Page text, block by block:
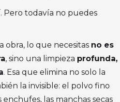
Pero todavía no puedes
obra, lo que necesitas no es
, sino una limpieza profunda,
. Esa que elimina no solo la
la invisible: el polvo fino
las manchas secas